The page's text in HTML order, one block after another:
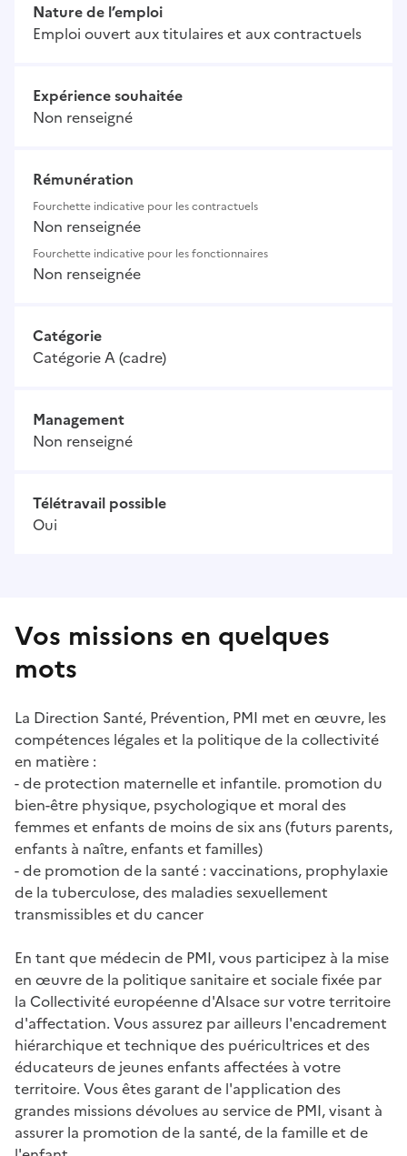
Nature de l’emploi
Emploi ouvert aux titulaires et aux contractuels
Expérience souhaitée
Non renseigné
Rémunération
Fourchette indicative pour les contractuels
Non renseignée
Fourchette indicative pour les fonctionnaires
Non renseignée
Catégorie
Catégorie A (cadre)
Management
Non renseigné
Télétravail possible
Oui
Vos missions en quelques
mots
La Direction Santé, Prévention, PMI met en œuvre, les
compétences légales et la politique de la collectivité
en matière :
- de protection maternelle et infantile. promotion du
bien-être physique, psychologique et moral des
femmes et enfants de moins de six ans (futurs parents,
enfants à naître, enfants et familles)
- de promotion de la santé : vaccinations, prophylaxie
de la tuberculose, des maladies sexuellement
transmissibles et du cancer
En tant que médecin de PMI, vous participez à la mise
en œuvre de la politique sanitaire et sociale fixée par
la Collectivité européenne d'Alsace sur votre territoire
d'affectation. Vous assurez par ailleurs l'encadrement
hiérarchique et technique des puéricultrices et des
éducateurs de jeunes enfants affectées à votre
territoire. Vous êtes garant de l'application des
grandes missions dévolues au service de PMI, visant à
assurer la promotion de la santé, de la famille et de